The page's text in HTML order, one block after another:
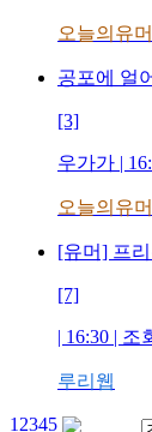
오늘의유머
공포에 얼
[3]
우가가 |
오늘의유머
[유머] 프
[7]
| 16:30 | 조
루리웹
1 2345